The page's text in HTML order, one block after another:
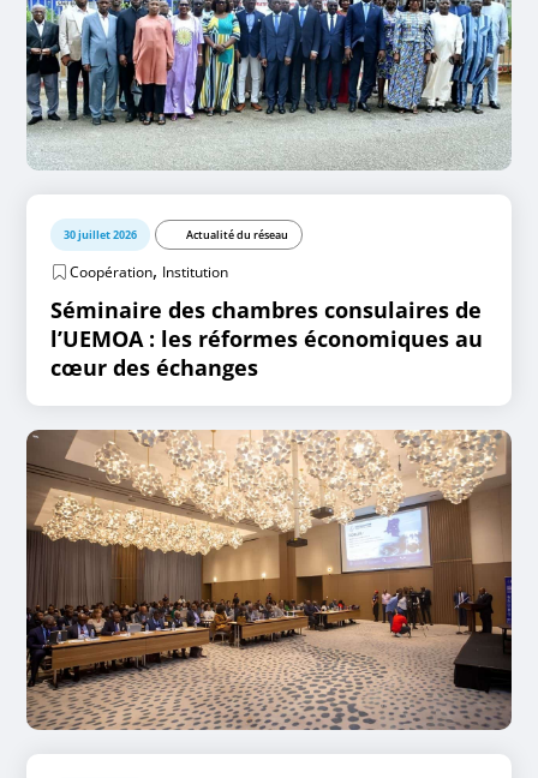
30 juillet 2026 Actualité du réseau
Coopération, Institution
Séminaire des chambres consulaires de
l’UEMOA : les réformes économiques au
cœur des échanges